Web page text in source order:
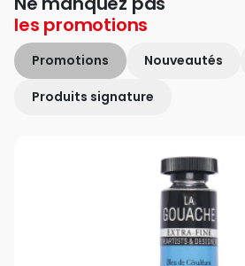
les promotions
Promotions Nouveautés
Produits signature